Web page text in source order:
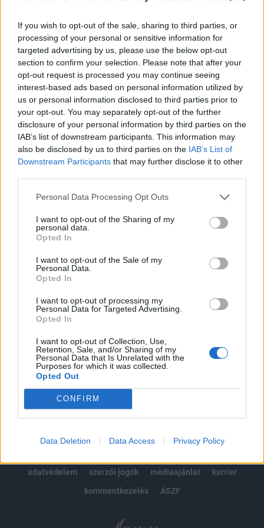
If you wish to opt-out of the sale, sharing to third parties, or
processing of your personal or sensitive information for
targeted advertising by us, please use the below opt-out
section to confirm your selection. Please note that after your
opt-out request is processed you may continue seeing
interest-based ads based on personal information utilized by
us or personal information disclosed to third parties prior to
your opt-out. You may separately opt-out of the further
disclosure of your personal information by third parties on the
IAB’s list of downstream participants. This information may
also be disclosed by us to third parties on the IAB’s List of
Downstream Participants that may further disclose it to other
Personal Data Processing Opt Outs
I want to opt-out of the Sharing of my
personal data.
Opted In
I want to opt-out of the Sale of my
Personal Data.
Opted In
I want to opt-out of processing my
Personal Data for Targeted Advertising.
Opted In
I want to opt-out of Collection, Use,
Retention, Sale, and/or Sharing of my
Personal Data that Is Unrelated with the
Purposes for which it was collected.
Opted Out
CONFIRM
Data Deletion Data Access Privacy Policy
felügyelet (Roszpotrebnadzor) fővárosi részlege.
A hivatalos adatok szerint a gyógyult páciensek száma
194, az elhunytaké pedig 29 Moszkvában. Országos adatot
egyelőre nem közöltek, de a moszkvai növekményből és a
pénteki számokból kiderül, hogy több mint 5200 igazolt
fertőzött lehet Oroszországban. Szergej Szobjanyin
moszkvai polgármester a Rosszija 1 tévécsatornának
nyilatkozva közölte, hogy az orosz főváros kórházaiban...
KEDVES OLVASÓNK!
Az előfizetés a következőket tartalmazza:
Portfolio.hu teljes cikkarchívum
Kötéslisták: BÉT elmúlt 2 év napon belüli
kötéslistái
Előfizetés
MÁR ELŐFIZETŐNK VAGY?BEJELENTKEZÉS
adatvédelem
szerzői jogok médiaajánlat
karrier
kommentkezelés
ÁSZF